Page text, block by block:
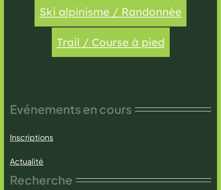
Ski alpinisme / Randonnée
Trail / Course à pied
Evénements en cours
Inscriptions
Actualité
Recherche